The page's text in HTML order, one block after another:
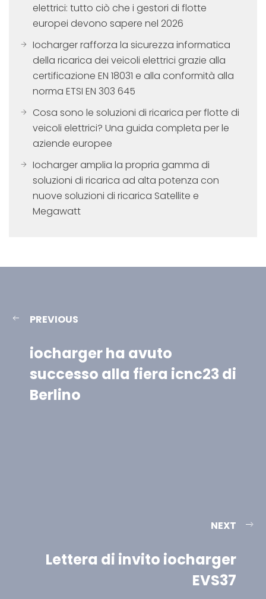
elettrici: tutto ciò che i gestori di flotte
europei devono sapere nel 2026
Iocharger rafforza la sicurezza informatica
della ricarica dei veicoli elettrici grazie alla
certificazione EN 18031 e alla conformità alla
norma ETSI EN 303 645
Cosa sono le soluzioni di ricarica per flotte di
veicoli elettrici? Una guida completa per le
aziende europee
Iocharger amplia la propria gamma di
soluzioni di ricarica ad alta potenza con
nuove soluzioni di ricarica Satellite e
Megawatt
PREVIOUS
iocharger ha avuto
successo alla fiera icnc23 di
Berlino
NEXT
Lettera di invito iocharger
EVS37